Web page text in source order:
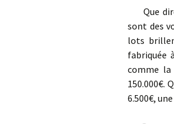
Que
sont des
lots
fabriquée
comme la
150.000€.
6.500€,